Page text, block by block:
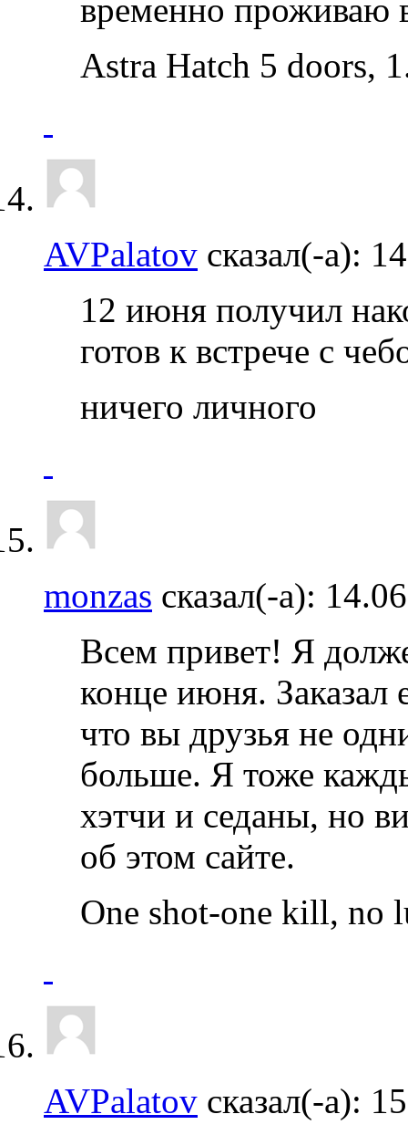
временно проживаю
Astra Hatch 5 doors,
AVPalatov сказал(-а):
12 июня получил
готов к встрече с
ничего личного
monzas сказал(-а):
Всем привет! Я
конце июня. Заказал
что вы друзья не
больше. Я тоже
хэтчи и седаны, но
об этом сайте.
Onе shot-onе kill, no
AVPalatov сказал(-а):